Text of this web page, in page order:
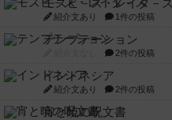
モズビ－ズ・レイダ－ズ
紹介文あり 1件の投稿
テンプテーション
2件の投稿
インドネシア
紹介文あり 2件の投稿
宵と暁の呪文書